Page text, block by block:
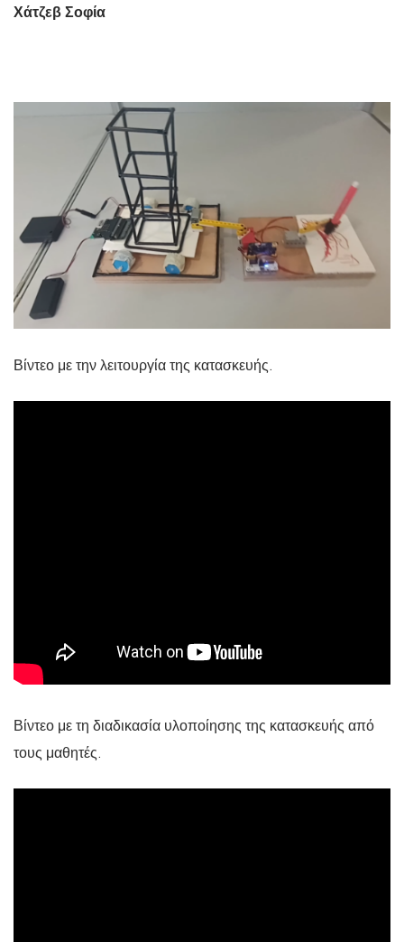
Χάτζεβ Σοφία
Βίντεο με την λειτουργία της κατασκευής.
Βίντεο με τη διαδικασία υλοποίησης της κατασκευής από
τους μαθητές.